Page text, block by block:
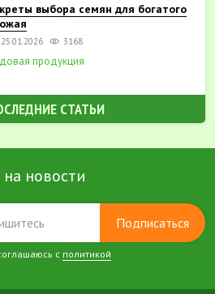
выбора семян для богатого
25.01.2026 3168
продукция
СТАТЬИ
новости
Подписаться
с политикой